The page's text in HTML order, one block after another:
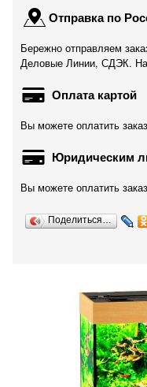
Отправка по
Бережно отправляем
Деловые Линии, СДЭК.
Оплата картой
Вы можете оплатить
Юридическим
Вы можете оплатить
Поделиться…